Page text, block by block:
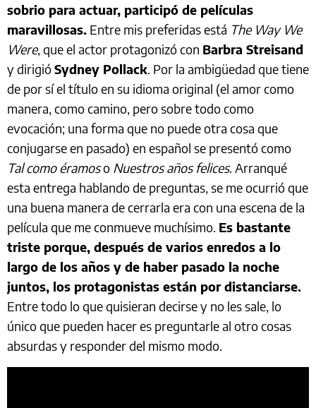
sobrio para actuar, participó de películas
maravillosas. Entre mis preferidas está The Way We
Were, que el actor protagonizó con Barbra Streisand
y dirigióSydney Pollack . Por la ambigüedad que tiene
de por sí el título en su idioma original (el amor como
manera, como camino, pero sobre todo como
evocación; una forma que no puede otra cosa que
conjugarse en pasado) en español se presentó como
Tal como éramoso Nuestros años felices. Arranqué
esta entrega hablando de preguntas, se me ocurrió que
una buena manera de cerrarla era con una escena de la
película que me conmueve muchísimo. Es bastante
triste porque, después de varios enredos a lo
largo de los años y de haber pasado la noche
juntos, los protagonistas están por distanciarse.
Entre todo lo que quisieran decirse y no les sale, lo
único que pueden hacer es preguntarle al otro cosas
absurdas y responder del mismo modo.